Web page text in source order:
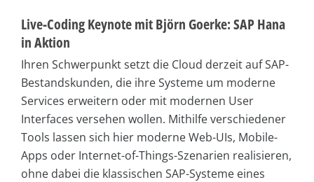
Live-Coding Keynote mit Björn Goerke: SAP Hana
in Aktion
Ihren Schwerpunkt setzt die Cloud derzeit auf SAP-
Bestandskunden, die ihre Systeme um moderne
Services erweitern oder mit modernen User
Interfaces versehen wollen. Mithilfe verschiedener
Tools lassen sich hier moderne Web-UIs, Mobile-
Apps oder Internet-of-Things-Szenarien realisieren,
ohne dabei die klassischen SAP-Systeme eines